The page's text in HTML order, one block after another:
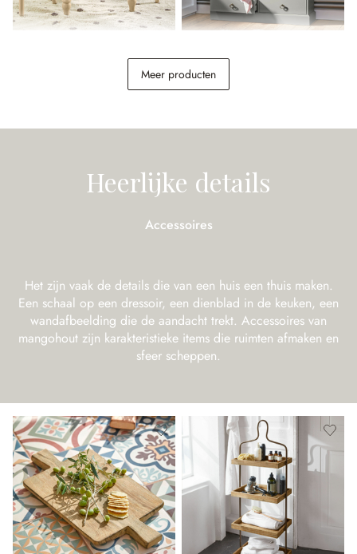
€ 798,00
Meer producten
Heerlijke details
Accessoires
Het zijn vaak de details die van een huis een thuis maken.
Een schaal op een dressoir, een dienblad in de keuken, een
wandafbeelding die de aandacht trekt. Accessoires van
mangohout zijn karakteristieke items die ruimten afmaken en
sfeer scheppen.